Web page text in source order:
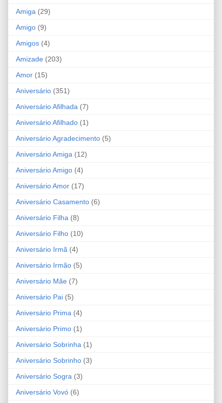
Amiga (29)
Amigo (9)
Amigos (4)
Amizade (203)
Amor (15)
Aniversário (351)
Aniversário Afilhada (7)
Aniversário Afilhado (1)
Aniversário Agradecimento (5)
Aniversário Amiga (12)
Aniversário Amigo (4)
Aniversário Amor (17)
Aniversário Casamento (6)
Aniversário Filha (8)
Aniversário Filho (10)
Aniversário Irmã (4)
Aniversário Irmão (5)
Aniversário Mãe (7)
Aniversário Pai (5)
Aniversário Prima (4)
Aniversário Primo (1)
Aniversário Sobrinha (1)
Aniversário Sobrinho (3)
Aniversário Sogra (3)
Aniversário Vovó (6)